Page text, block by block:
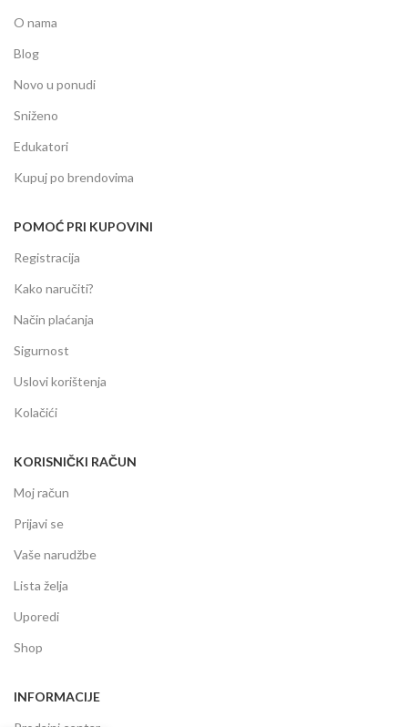
O nama
Blog
Novo u ponudi
Sniženo
Edukatori
Kupuj po brendovima
POMOĆ PRI KUPOVINI
Registracija
Kako naručiti?
Način plaćanja
Sigurnost
Uslovi korištenja
Kolačići
KORISNIČKI RAČUN
Moj račun
Prijavi se
Vaše narudžbe
Lista želja
Uporedi
Shop
INFORMACIJE